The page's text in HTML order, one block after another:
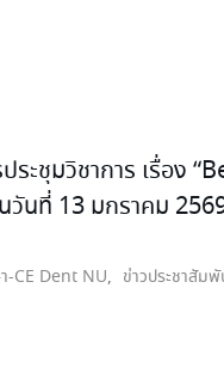
ประชุมวิชาการ เรื่อ
นที่ 13 มกราคม
-CE Dent NU, ข่าวประชาสัม